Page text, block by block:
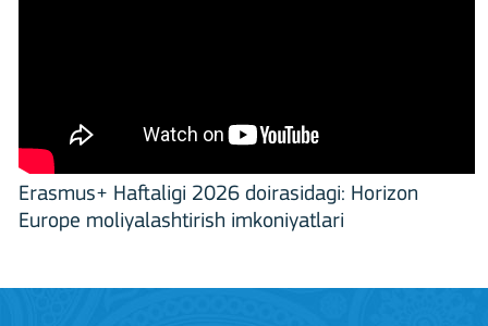
Erasmus+ Haftaligi 2026 doirasidagi: Horizon
Europe moliyalashtirish imkoniyatlari